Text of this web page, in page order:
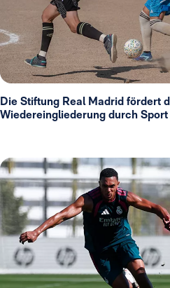
Die Stiftung Real Madrid fördert
Wiedereingliederung durch